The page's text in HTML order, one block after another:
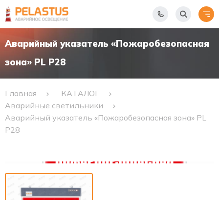
Аварийный указатель «Пожаробезопасная
зона» PL P28
Главная
КАТАЛОГ
Аварийные светильники
Аварийный указатель «Пожаробезопасная зона» PL
P28